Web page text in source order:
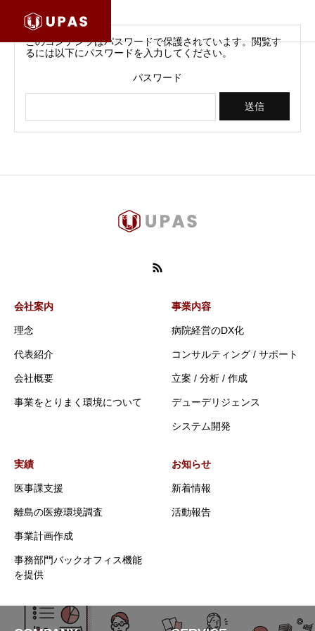
このコンテンツはパスワードで保護されています。閲覧す
るには以下にパスワードを入力してください。
パスワード
会社案内
理念
代表紹介
会社概要
事業をとりまく環境について
事業内容
病院経営のDX化
コンサルティング / サポート
立案 / 分析 / 作成
デューデリジェンス
システム開発
実績
医事課支援
離島の医療環境調査
事業計画作成
事務部門バックオフィス機能
を提供
お知らせ
新着情報
活動報告